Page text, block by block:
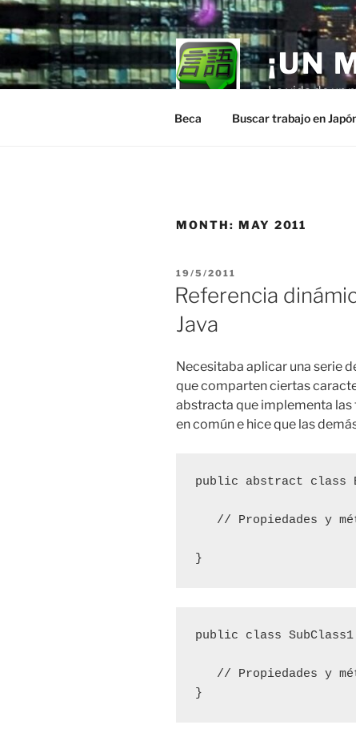
Skip
to
content
¡UN
La vida de un
Beca Buscar trabajo en
MONTH: MAY 2011
POSTED
ON
19/5/2011
Referencia
Java
Necesitaba aplicar una serie
que comparten ciertas
abstracta que implementa
en común e hice que las
public abstract class
// Propiedades y
}
public class
// Propiedades y
}